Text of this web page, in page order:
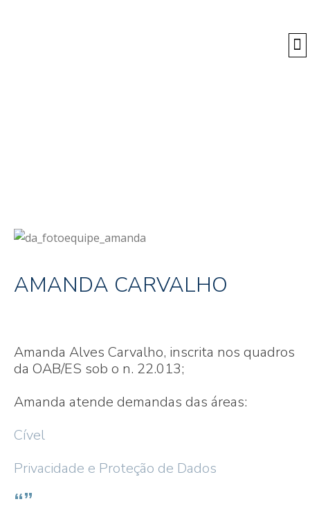
AMANDA CARVALHO
Amanda Alves Carvalho, inscrita nos quadros
da OAB/ES sob o n. 22.013;
Amanda atende demandas das áreas:
Cível
Privacidade e Proteção de Dados